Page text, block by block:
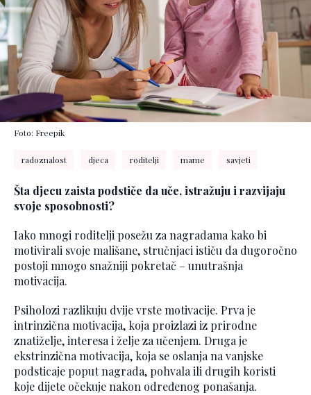
Foto: Freepik
radoznalost djeca roditelji mame savjeti
Šta djecu zaista podstiče da uče, istražuju i razvijaju
svoje sposobnosti?
Iako mnogi roditelji posežu za nagradama kako bi
motivirali svoje mališane, stručnjaci ističu da dugoročno
postoji mnogo snažniji pokretač – unutrašnja
motivacija.
Psiholozi razlikuju dvije vrste motivacije. Prva je
intrinzična motivacija, koja proizlazi iz prirodne
znatiželje, interesa i želje za učenjem. Druga je
ekstrinzična motivacija, koja se oslanja na vanjske
podsticaje poput nagrada, pohvala ili drugih koristi
koje dijete očekuje nakon određenog ponašanja.